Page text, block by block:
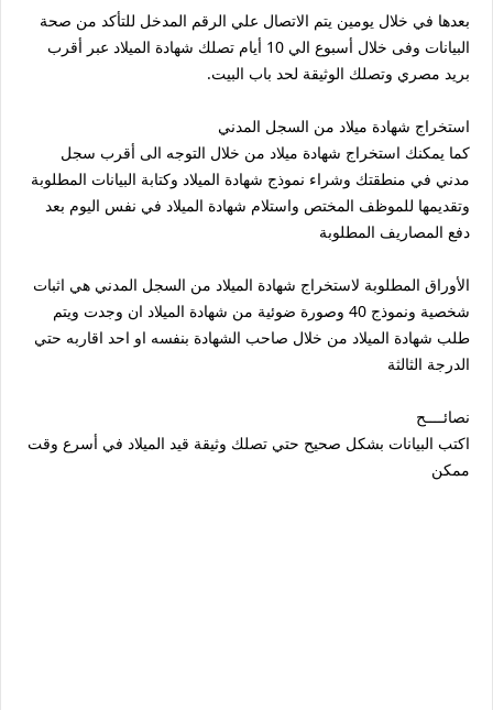
بعدها في خلال يومين يتم الاتصال علي الرقم المدخل للتأكد من صحة
البيانات وفى خلال أسبوع الي 10 أيام تصلك شهادة الميلاد عبر أقرب
بريد مصري وتصلك الوثيقة لحد باب البيت.
استخراج شهادة ميلاد من السجل المدني
كما يمكنك استخراج شهادة ميلاد من خلال التوجه الى أقرب سجل
مدني في منطقتك وشراء نموذج شهادة الميلاد وكتابة البيانات المطلوبة
وتقديمها للموظف المختص واستلام شهادة الميلاد في نفس اليوم بعد
دفع المصاريف المطلوبة
الأوراق المطلوبة لاستخراج شهادة الميلاد من السجل المدني هي اثبات
شخصية ونموذج 40 وصورة ضوئية من شهادة الميلاد ان وجدت ويتم
طلب شهادة الميلاد من خلال صاحب الشهادة بنفسه او احد اقاربه حتي
الدرجة الثالثة
نصائــــح
اكتب البيانات بشكل صحيح حتي تصلك وثيقة قيد الميلاد في أسرع وقت
ممكن